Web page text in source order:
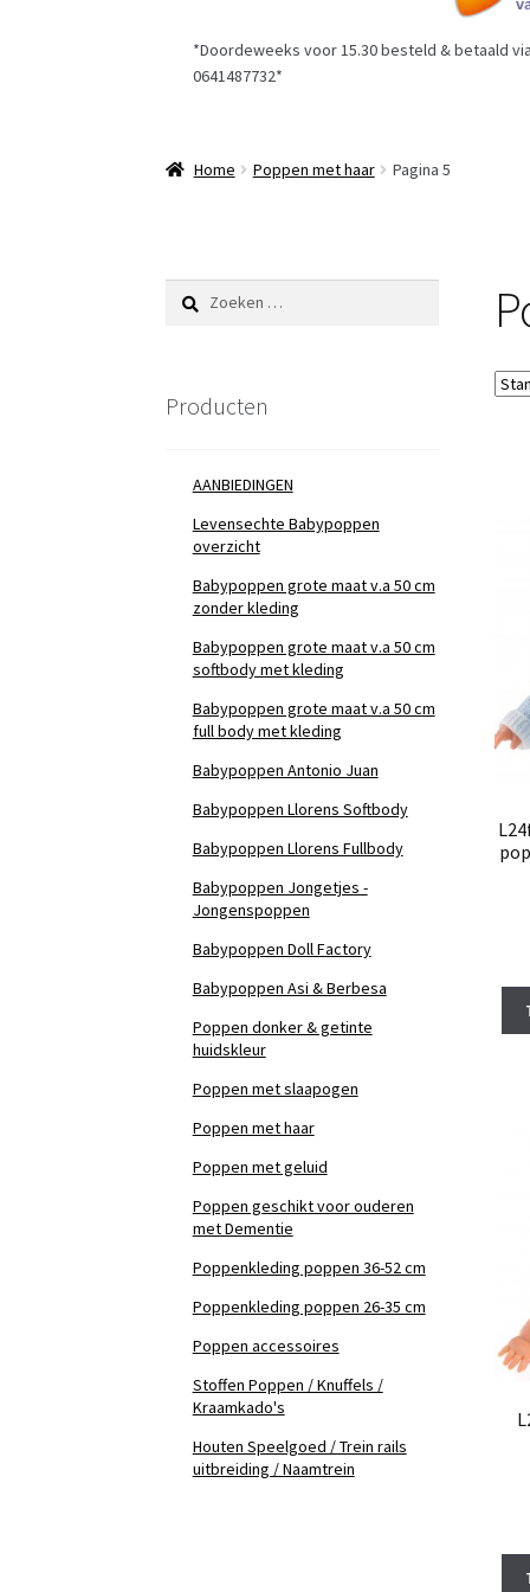
*Doordeweeks voor 15.30 besteld & betaald
0641487732*
Home Poppen met haar Pagina 5
Zoeken
naar:
Producten
AANBIEDINGEN
Levensechte Babypoppen
overzicht
Babypoppen grote maat v.a 50 cm
zonder kleding
Babypoppen grote maat v.a 50 cm
softbody met kleding
Babypoppen grote maat v.a 50 cm
full body met kleding
Babypoppen Antonio Juan
Babypoppen Llorens Softbody
Babypoppen Llorens Fullbody
Babypoppen Jongetjes -
Jongenspoppen
Babypoppen Doll Factory
Babypoppen Asi & Berbesa
Poppen donker & getinte
huidskleur
Poppen met slaapogen
Poppen met haar
Poppen met geluid
Poppen geschikt voor ouderen
met Dementie
Poppenkleding poppen 36-52 cm
Poppenkleding poppen 26-35 cm
Poppen accessoires
Stoffen Poppen / Knuffels /
Kraamkado's
Houten Speelgoed / Trein rails
uitbreiding / Naamtrein